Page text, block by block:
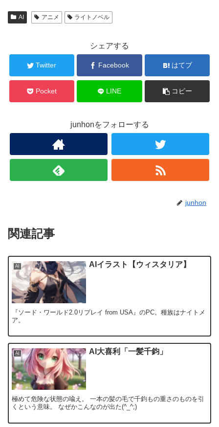
AI アニメ ライトノベル
シェアする
Twitter Facebook はてブ
Pocket LINE コピー
junhonをフォローする
junhon
関連記事
AI AIイラスト【ウィスタリア】
『ソード・ワールド2.0リプレイ from USA』のPC。種族はナイトメ
ア。
AI AI大喜利「一髪千鈞」
極めて危険な状態の喩え。 一本の髪の毛で千鈞もの重さのものを引
くという意味。 なぜかこんなのが出た(^_^;)